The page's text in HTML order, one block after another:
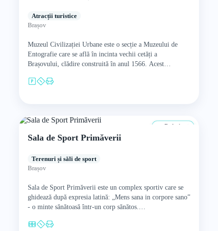
Atracții turistice
Brașov
Muzeul Civilizației Urbane este o secție a Muzeului de
Entografie care se află în incinta vechii cetăți a
Brașovului, clădire construită în anul 1566. Acest
De la 4 ani
Sala de Sport Primăverii
Terenuri și săli de sport
Brașov
Sala de Sport Primăverii este un complex sportiv care se
ghidează după expresia latină: „Mens sana in corpore sano”
- o minte sănătoasă într‑un corp sănătos.…